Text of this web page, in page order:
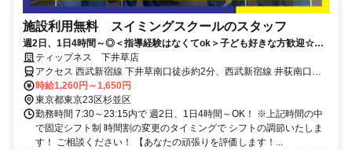
施設利用無料 スイミングスクールのスタッフ
週2日、1日4時間～◎＜指導経験はなくてok＞子ども好きな方歓迎☆コ
ミュニケーション力を活かせます♪髪色髪型自由！ピアスネイルOK
ティップネス 下井草店
アクセス 西武新宿線 下井草南口徒歩約2分、西武新宿線 井荻南口徒
歩約12分、西武新宿線 鷺ノ宮北口徒歩約19分
時給1,260円～1,650円
東京都東京23区杉並区
勤務時間 7:30～23:15内で 週2日、1日4時間～OK！ ※上記時間の中
で固定シフト制 時間割の変更のタイミングで シフトの調節いたしま
す！ ご相談ください！ 【あなたの頑張りを評価します！...